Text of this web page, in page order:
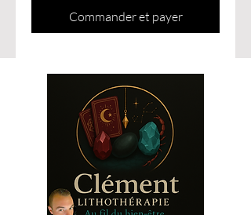
Commander et payer